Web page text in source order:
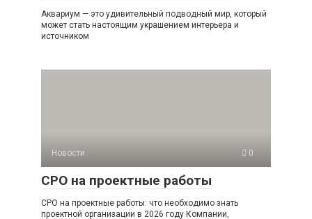
Аквариум — это удивительный подводный мир, который
может стать настоящим украшением интерьера и
источником
Новости 0
СРО на проектные работы
СРО на проектные работы: что необходимо знать
проектной организации в 2026 году Компании,